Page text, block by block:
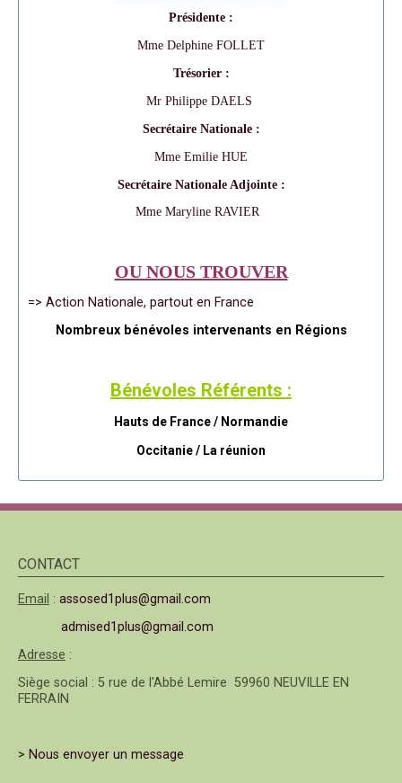
Présidente :
Mme Delphine FOLLET
Trésorier :
Mr Philippe DAELS
Secrétaire Nationale :
Mme Emilie HUE
Secrétaire Nationale Adjointe :
Mme Maryline RAVIER
OU NOUS TROUVER
=> Action Nationale, partout en France
Nombreux bénévoles intervenants en Régions
Bénévoles Référents :
Hauts de France / Normandie
Occitanie / La réunion
CONTACT
Email : assosed1plus@gmail.com
admised1plus@gmail.com
Adresse :
Siège social : 5 rue de l'Abbé Lemire 59960 NEUVILLE EN
FERRAIN
> Nous envoyer un message